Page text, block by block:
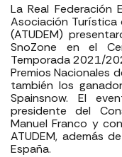
La Real Federación
Asociación
(ATUDEM)
SnoZone en el
Temporada 2021/
Premios Nacionales
también los
Spainsnow. El
presidente del
Manuel Franco y
ATUDEM, además
España.